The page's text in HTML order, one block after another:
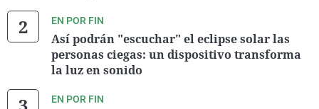
EN POR FIN
Así podrán "escuchar" el eclipse solar las
personas ciegas: un dispositivo transforma
la luz en sonido
EN POR FIN